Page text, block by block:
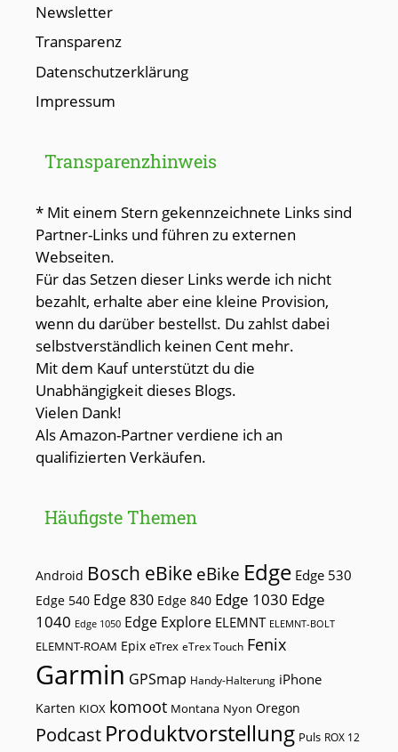
Newsletter
Transparenz
Datenschutzerklärung
Impressum
Transparenzhinweis
* Mit einem Stern gekennzeichnete Links sind
Partner-Links und führen zu externen
Webseiten.
Für das Setzen dieser Links werde ich nicht
bezahlt, erhalte aber eine kleine Provision,
wenn du darüber bestellst. Du zahlst dabei
selbstverständlich keinen Cent mehr.
Mit dem Kauf unterstützt du die
Unabhängigkeit dieses Blogs.
Vielen Dank!
Als Amazon-Partner verdiene ich an
qualifizierten Verkäufen.
Häufigste Themen
Android Bosch eBike eBike Edge Edge 530
Edge 540 Edge 830 Edge 840 Edge 1030 Edge
1040 Edge 1050 Edge Explore ELEMNT ELEMNT-BOLT
ELEMNT-ROAM Epix eTrex eTrex Touch Fenix
Garmin GPSmap Handy-Halterung iPhone
Karten KIOX komoot Montana Nyon Oregon
Podcast Produktvorstellung Puls ROX 12